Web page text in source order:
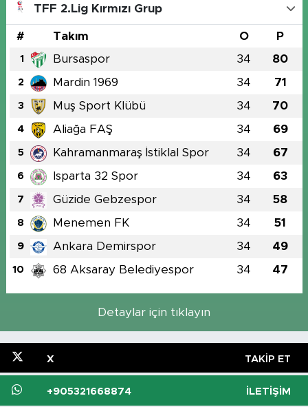
TFF 2.Lig Kırmızı Grup
# Takım O P
1 Bursaspor 34 80
2 Mardin 1969 34 71
3 Muş Sport Klübü 34 70
4 Aliağa FAŞ 34 69
5 Kahramanmaraş İstiklal Spor 34 67
6 Isparta 32 Spor 34 63
7 Güzide Gebzespor 34 58
8 Menemen FK 34 51
9 Ankara Demirspor 34 49
10 68 Aksaray Belediyespor 34 47
Detaylar için tıklayın
X TAKIP ET
+905321668874 İLETIŞIM